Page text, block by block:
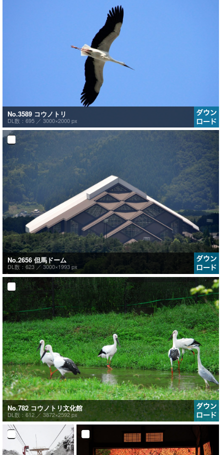
No.3589 コウノトリ
DL数：695 ／ 3000×2000 px
No.2656 但馬ドーム
DL数：623 ／ 3000×1993 px
No.782 コウノトリ文化館
DL数：612 ／ 3872×2592 px